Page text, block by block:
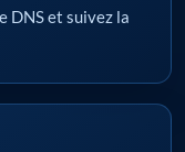
DNS et suivez la